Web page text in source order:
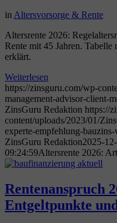
in Altersvorsorge & Rente
Altersrente 2026:
Rente mit 45 Jahren. Tabelle
erklärt.
Weiterlesen
https://zinsguru.com/wp-
management-advisor-client-
ZinsGuru Redaktion https://
content/uploads/2023/01/
experte-empfehlung-
ZinsGuru Redaktion2025-
09:24:59Altersrente 2026:
Rentenanspruch
Entgeltpunkte